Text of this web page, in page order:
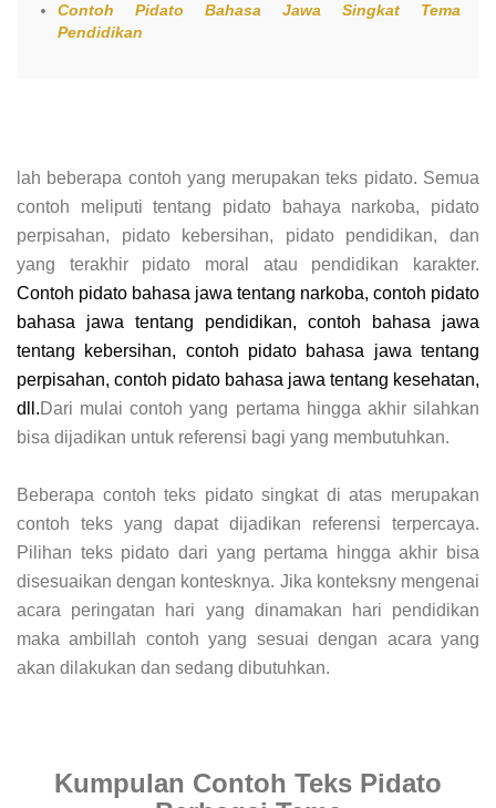
Contoh Pidato Bahasa Jawa Singkat Tema
Pendidikan
lah beberapa contoh yang merupakan teks pidato. Semua
contoh meliputi tentang pidato bahaya narkoba, pidato
perpisahan, pidato kebersihan, pidato pendidikan, dan
yang terakhir pidato moral atau pendidikan karakter.
Contoh pidato bahasa jawa tentang narkoba, contoh pidato
bahasa jawa tentang pendidikan, contoh bahasa jawa
tentang kebersihan, contoh pidato bahasa jawa tentang
perpisahan, contoh pidato bahasa jawa tentang kesehatan,
dll.Dari mulai contoh yang pertama hingga akhir silahkan
bisa dijadikan untuk referensi bagi yang membutuhkan.
Beberapa contoh teks pidato singkat di atas merupakan
contoh teks yang dapat dijadikan referensi terpercaya.
Pilihan teks pidato dari yang pertama hingga akhir bisa
disesuaikan dengan kontesknya. Jika konteksny mengenai
acara peringatan hari yang dinamakan hari pendidikan
maka ambillah contoh yang sesuai dengan acara yang
akan dilakukan dan sedang dibutuhkan.
Kumpulan Contoh Teks Pidato